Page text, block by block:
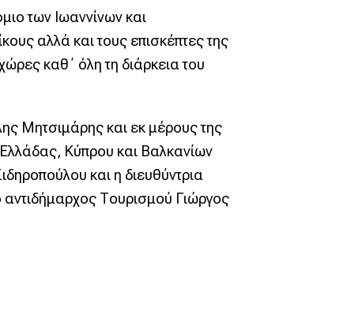
των Ιωαννίνων και
αλλά και τους επισκέπτες της
καθ΄ όλη τη διάρκεια του
Μητσιμάρης και εκ μέρους της
Κύπρου και Βαλκανίων
και η διευθύντρια
Τουρισμού Γιώργος